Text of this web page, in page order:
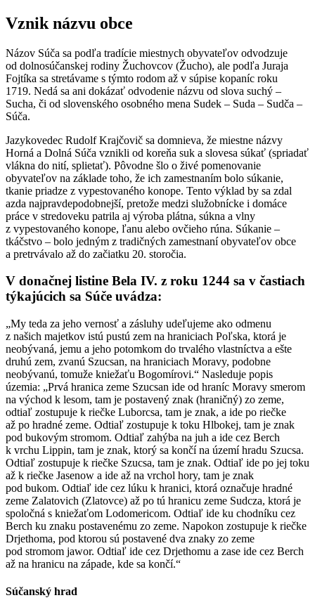
Vznik názvu obce
Názov Súča sa podľa tradície miestnych obyvateľov odvodzuje
od dolnosúčanskej rodiny Žuchovcov (Žucho), ale podľa Juraja
Fojtíka sa stretávame s týmto rodom až v súpise kopaníc roku
1719. Nedá sa ani dokázať odvodenie názvu od slova suchý –
Sucha, či od slovenského osobného mena Sudek – Suda – Sudča –
Súča.
Jazykovedec Rudolf Krajčovič sa domnieva, že miestne názvy
Horná a Dolná Súča vznikli od koreňa suk a slovesa súkať (spriadať
vlákna do nití, splietať). Pôvodne šlo o živé pomenovanie
obyvateľov na základe toho, že ich zamestnaním bolo súkanie,
tkanie priadze z vypestovaného konope. Tento výklad by sa zdal
azda najpravdepodobnejší, pretože medzi služobnícke i domáce
práce v stredoveku patrila aj výroba plátna, súkna a vlny
z vypestovaného konope, ľanu alebo ovčieho rúna. Súkanie –
tkáčstvo – bolo jedným z tradičných zamestnaní obyvateľov obce
a pretrvávalo až do začiatku 20. storočia.
V donačnej listine Bela IV. z roku 1244 sa v častiach
týkajúcich sa Súče uvádza:
„My teda za jeho vernosť a zásluhy udeľujeme ako odmenu
z našich majetkov istú pustú zem na hraniciach Poľska, ktorá je
neobývaná, jemu a jeho potomkom do trvalého vlastníctva a ešte
druhú zem, zvanú Szucsan, na hraniciach Moravy, podobne
neobývanú, tomuže kniežaťu Bogomírovi.“ Nasleduje popis
územia: „Prvá hranica zeme Szucsan ide od hraníc Moravy smerom
na východ k lesom, tam je postavený znak (hraničný) zo zeme,
odtiaľ zostupuje k riečke Luborcsa, tam je znak, a ide po riečke
až po hradné zeme. Odtiaľ zostupuje k toku Hlbokej, tam je znak
pod bukovým stromom. Odtiaľ zahýba na juh a ide cez Berch
k vrchu Lippin, tam je znak, ktorý sa končí na území hradu Szucsa.
Odtiaľ zostupuje k riečke Szucsa, tam je znak. Odtiaľ ide po jej toku
až k riečke Jasenow a ide až na vrchol hory, tam je znak
pod bukom. Odtiaľ ide cez lúku k hranici, ktorá označuje hradné
zeme Zalatovich (Zlatovce) až po tú hranicu zeme Sudcza, ktorá je
spoločná s kniežaťom Lodomericom. Odtiaľ ide ku chodníku cez
Berch ku znaku postavenému zo zeme. Napokon zostupuje k riečke
Drjethoma, pod ktorou sú postavené dva znaky zo zeme
pod stromom jawor. Odtiaľ ide cez Drjethomu a zase ide cez Berch
až na hranicu na západe, kde sa končí.“
Súčanský hrad